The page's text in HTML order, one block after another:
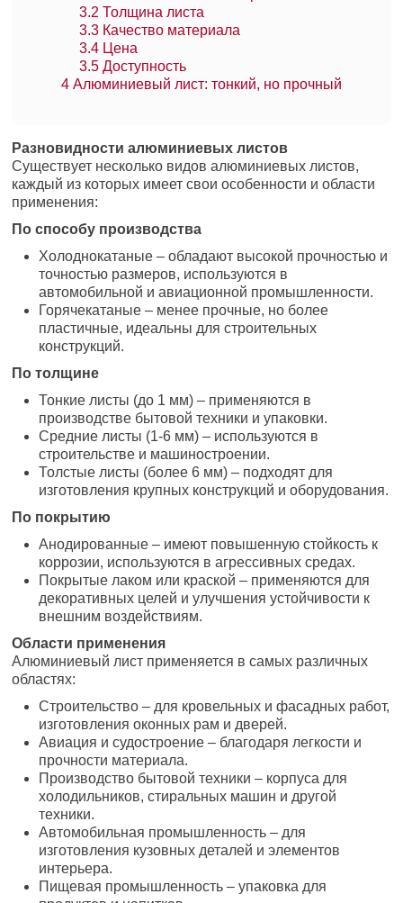
3.2 Толщина листа
3.3 Качество материала
3.4 Цена
3.5 Доступность
4 Алюминиевый лист: тонкий, но прочный
Разновидности алюминиевых листов
Существует несколько видов алюминиевых листов,
каждый из которых имеет свои особенности и области
применения:
По способу производства
Холоднокатаные – обладают высокой прочностью и
точностью размеров, используются в
автомобильной и авиационной промышленности.
Горячекатаные – менее прочные, но более
пластичные, идеальны для строительных
конструкций.
По толщине
Тонкие листы (до 1 мм) – применяются в
производстве бытовой техники и упаковки.
Средние листы (1-6 мм) – используются в
строительстве и машиностроении.
Толстые листы (более 6 мм) – подходят для
изготовления крупных конструкций и оборудования.
По покрытию
Анодированные – имеют повышенную стойкость к
коррозии, используются в агрессивных средах.
Покрытые лаком или краской – применяются для
декоративных целей и улучшения устойчивости к
внешним воздействиям.
Области применения
Алюминиевый лист применяется в самых различных
областях:
Строительство – для кровельных и фасадных работ,
изготовления оконных рам и дверей.
Авиация и судостроение – благодаря легкости и
прочности материала.
Производство бытовой техники – корпуса для
холодильников, стиральных машин и другой
техники.
Автомобильная промышленность – для
изготовления кузовных деталей и элементов
интерьера.
Пищевая промышленность – упаковка для